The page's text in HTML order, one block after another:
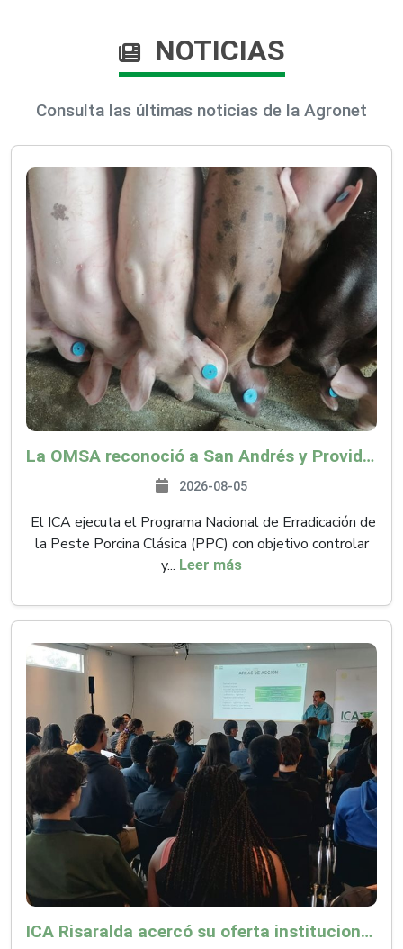
NOTICIAS
Consulta las últimas noticias de la Agronet
La OMSA reconoció a San Andrés y Providencia como zona libre de Peste Porcina Clásica (PPC)
2026-08-05
El ICA ejecuta el Programa Nacional de Erradicación de
la Peste Porcina Clásica (PPC) con objetivo controlar
y... Leer más
ICA Risaralda acercó su oferta institucional a productores y emprendedores en Expocamello